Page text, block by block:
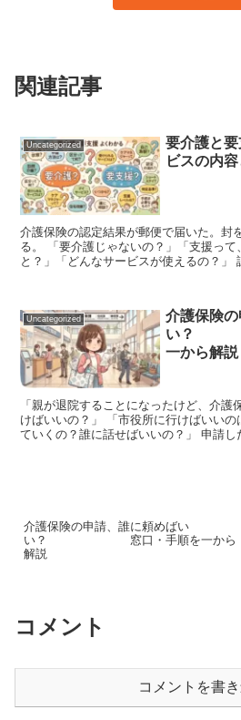
関連記事
Uncategorized
要介護と
ビスの内
介護保険の認定結果が郵便で届いた。封
る。 「要介護じゃないの？」「支援って
と？」「どんなサービスが使えるの？」
Uncategorized
介護保険
い？
一から解説
「親が退院することになったけど、介
けばいいの？」 「市役所に行けばいいの
ていくの？誰に話せばいいの？」 申請
介護保険の申請、誰に頼めばい
い？ 窓口・手順を一から
解説
コメント
コメントを書